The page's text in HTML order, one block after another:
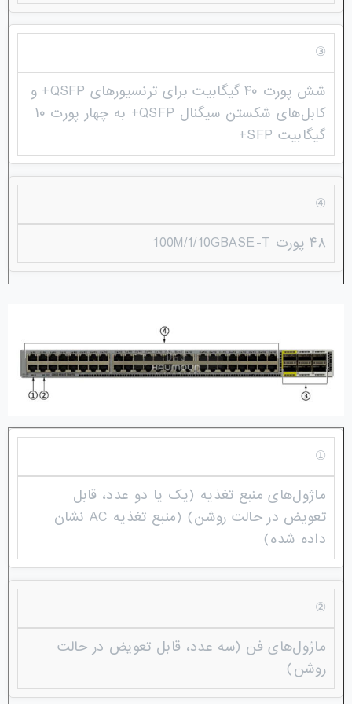
③
شش پورت ۴۰ گیگابیت برای ترنسیورهای QSFP+ و
کابل‌های شکستن سیگنال QSFP+ به چهار پورت ۱۰
گیگابیت SFP+
④
۴۸ پورت 100M/1/10GBASE-T
①
ماژول‌های منبع تغذیه (یک یا دو عدد، قابل
تعویض در حالت روشن) (منبع تغذیه AC نشان
داده شده)
②
ماژول‌های فن (سه عدد، قابل تعویض در حالت
روشن)